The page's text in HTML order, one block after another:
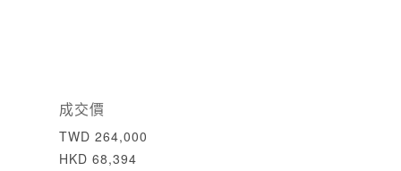
成交價
TWD 264,000
HKD 68,394